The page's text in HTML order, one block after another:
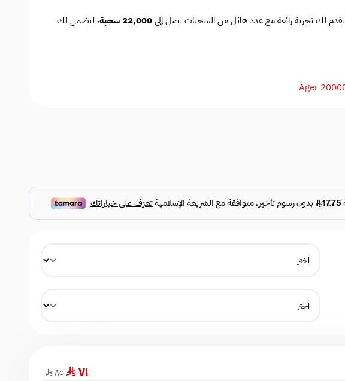
يقدم لك تجربة رائعة مع عدد هائل من السحبات يصل إلى22,000 سحبة
، ليضمن لك
٧١ ٨٥